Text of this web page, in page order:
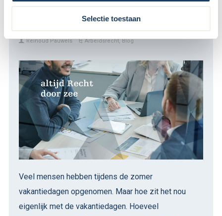
Selectie toestaan
Vakantiedagen hoe zit het ook
Reinoud Pauwels Arbeidsrecht,Blog
Veel mensen hebben tijdens de zomer
vakantiedagen opgenomen. Maar hoe zit het nou
eigenlijk met de vakantiedagen. Hoeveel